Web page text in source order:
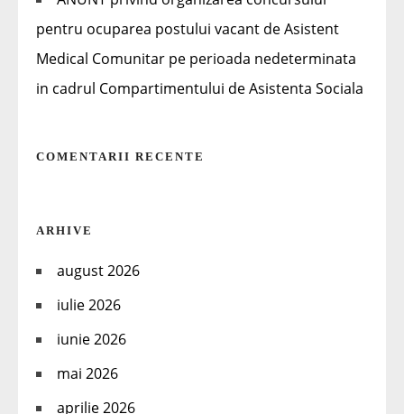
pentru ocuparea postului vacant de Asistent
Medical Comunitar pe perioada nedeterminata
in cadrul Compartimentului de Asistenta Sociala
COMENTARII RECENTE
ARHIVE
august 2026
iulie 2026
iunie 2026
mai 2026
aprilie 2026